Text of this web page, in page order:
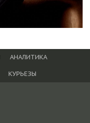
АНАЛИТИКА
КУРЬЕЗЫ